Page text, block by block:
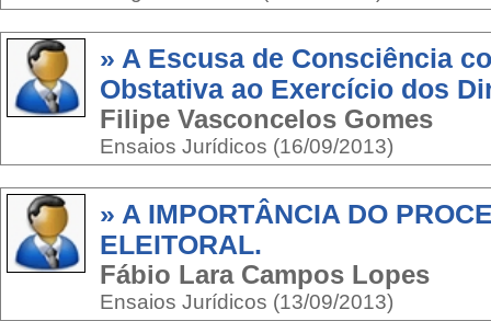
» A Escusa de Consciência
Obstativa ao Exercício dos
Filipe Vasconcelos Gomes
Ensaios Jurídicos (16/09/2013)
» A IMPORTÂNCIA DO
ELEITORAL.
Fábio Lara Campos Lopes
Ensaios Jurídicos (13/09/2013)